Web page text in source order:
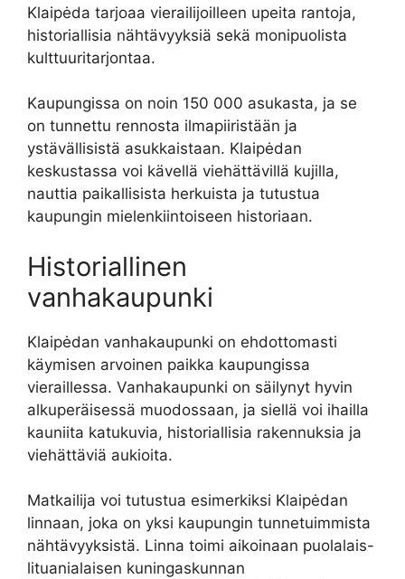
Klaipėda tarjoaa vierailijoilleen upeita rantoja,
historiallisia nähtävyyksiä sekä monipuolista
kulttuuritarjontaa.
Kaupungissa on noin 150 000 asukasta, ja se
on tunnettu rennosta ilmapiiristään ja
ystävällisistä asukkaistaan. Klaipėdan
keskustassa voi kävellä viehättävillä kujilla,
nauttia paikallisista herkuista ja tutustua
kaupungin mielenkiintoiseen historiaan.
Historiallinen
vanhakaupunki
Klaipėdan vanhakaupunki on ehdottomasti
käymisen arvoinen paikka kaupungissa
vieraillessa. Vanhakaupunki on säilynyt hyvin
alkuperäisessä muodossaan, ja siellä voi ihailla
kauniita katukuvia, historiallisia rakennuksia ja
viehättäviä aukioita.
Matkailija voi tutustua esimerkiksi Klaipėdan
linnaan, joka on yksi kaupungin tunnetuimmista
nähtävyyksistä. Linna toimi aikoinaan puolalais-
lituanialaisen kuningaskunnan